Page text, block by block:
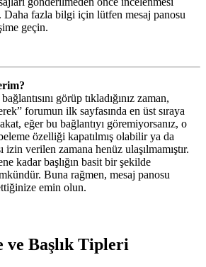
fazla bilgi için lütfen mesaj panosu
geçin.
görüp tıkladığınız zaman,
forumun ilk sayfasında en üst sıraya
eğer bu bağlantıyı göremiyorsanız, o
özelliği kapatılmış olabilir ya da
izin verilen zamana henüz ulaşılmamıştır.
kadar başlığın basit bir şekilde
Buna rağmen, mesaj panosu
emin olun.
Başlık Tipleri